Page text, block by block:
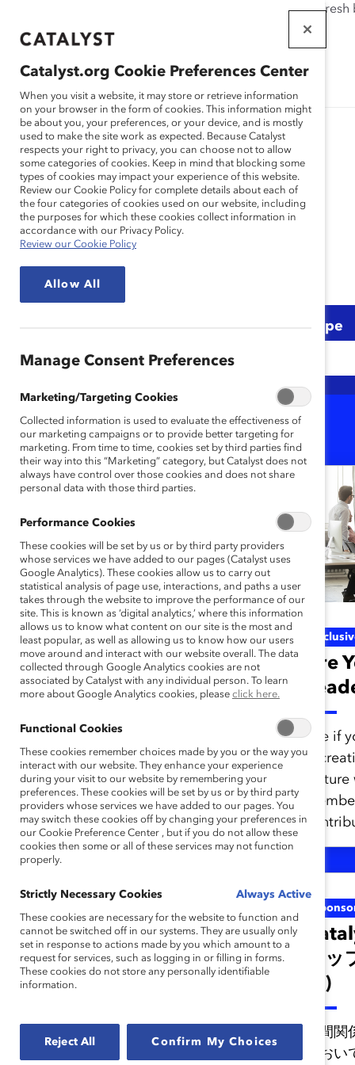
If this page doesn't load as expected, please click the
THAT WORK
FOR WOMEN
Japanese
Any Any
Content Type
1-20 of 22 Results
Be Inclusive Every
Day (Infographic)
Start being more inclusive
with these easy, practical,
intentional actions.
Are
See if
is
女性活躍推進を表彰
する「カタリスト特
別賞」受賞企業発表
ドイツ銀行グルー
ループ、日本マクド
ナルド株式会社、合
シ
ル)
人間
にお
Catalyst.org Cookie Preferences Center
When you visit a website, it may store or retrieve information
on your browser in the form of cookies. This information might
be about you, your preferences, or your device, and is mostly
used to make the site work as expected. Because Catalyst
respects your right to privacy, you can choose not to allow
some categories of cookies. Keep in mind that blocking some
types of cookies may impact your experience of this website.
Review our Cookie Policy for complete details about each of
the four categories of cookies used on our website, including
the purposes for which these cookies collect information in
accordance with our Privacy Policy.
Review our Cookie Policy
Allow All
Manage Consent Preferences
Marketing/Targeting Cookies
Collected information is used to evaluate the effectiveness of
our marketing campaigns or to provide better targeting for
marketing. From time to time, cookies set by third parties find
their way into this “Marketing” category, but Catalyst does not
always have control over those cookies and does not share
personal data with those third parties.
Performance Cookies
These cookies will be set by us or by third party providers
whose services we have added to our pages (Catalyst uses
Google Analytics). These cookies allow us to carry out
statistical analysis of page use, interactions, and paths a user
takes through the website to improve the performance of our
site. This is known as ‘digital analytics,’ where this information
allows us to know what content on our site is the most and
least popular, as well as allowing us to know how our users
move around and interact with our website overall. The data
collected through Google Analytics cookies are not
associated by Catalyst with any individual person. To learn
more about Google Analytics cookies, please click here.
Functional Cookies
These cookies remember choices made by you or the way you
interact with our website. They enhance your experience
during your visit to our website by remembering your
preferences. These cookies will be set by us or by third party
providers whose services we have added to our pages. You
may switch these cookies off by changing your preferences in
our Cookie Preference Center , but if you do not allow these
cookies then some or all of these services may not function
properly.
Strictly Necessary Cookies Always Active
These cookies are necessary for the website to function and
cannot be switched off in our systems. They are usually only
set in response to actions made by you which amount to a
request for services, such as logging in or filling in forms.
These cookies do not store any personally identifiable
information.
Reject All Confirm My Choices